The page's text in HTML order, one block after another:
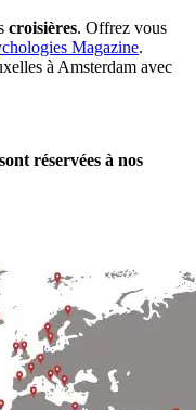
croisières. Offrez vous
Magazine.
à Amsterdam avec
réservées à nos